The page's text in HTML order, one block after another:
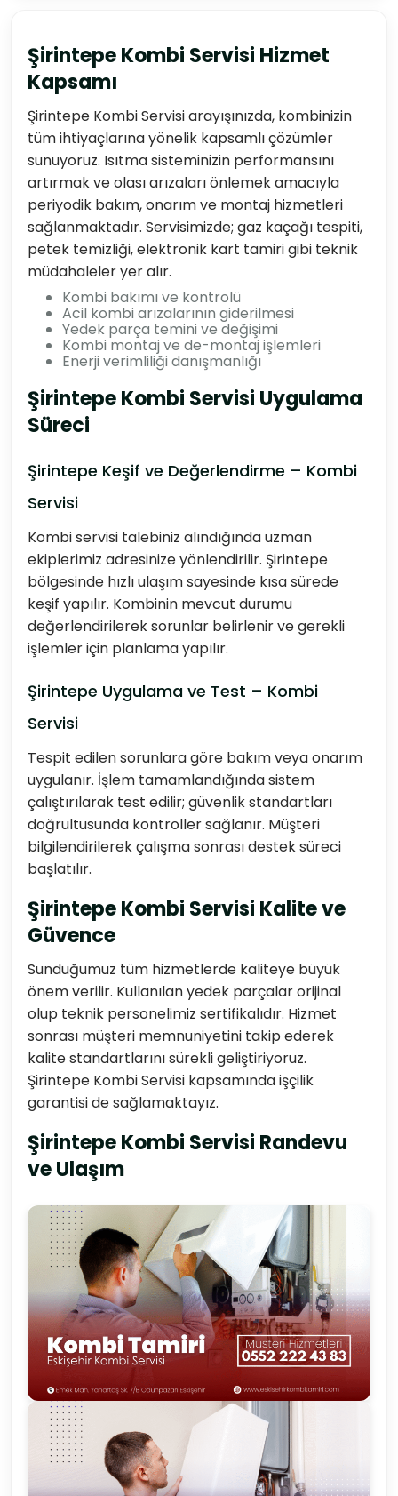
Şirintepe Kombi Servisi Hizmet
Kapsamı
Şirintepe Kombi Servisi arayışınızda, kombinizin
tüm ihtiyaçlarına yönelik kapsamlı çözümler
sunuyoruz. Isıtma sisteminizin performansını
artırmak ve olası arızaları önlemek amacıyla
periyodik bakım, onarım ve montaj hizmetleri
sağlanmaktadır. Servisimizde; gaz kaçağı tespiti,
petek temizliği, elektronik kart tamiri gibi teknik
müdahaleler yer alır.
Kombi bakımı ve kontrolü
Acil kombi arızalarının giderilmesi
Yedek parça temini ve değişimi
Kombi montaj ve de-montaj işlemleri
Enerji verimliliği danışmanlığı
Şirintepe Kombi Servisi Uygulama
Süreci
Şirintepe Keşif ve Değerlendirme – Kombi
Servisi
Kombi servisi talebiniz alındığında uzman
ekiplerimiz adresinize yönlendirilir. Şirintepe
bölgesinde hızlı ulaşım sayesinde kısa sürede
keşif yapılır. Kombinin mevcut durumu
değerlendirilerek sorunlar belirlenir ve gerekli
işlemler için planlama yapılır.
Şirintepe Uygulama ve Test – Kombi
Servisi
Tespit edilen sorunlara göre bakım veya onarım
uygulanır. İşlem tamamlandığında sistem
çalıştırılarak test edilir; güvenlik standartları
doğrultusunda kontroller sağlanır. Müşteri
bilgilendirilerek çalışma sonrası destek süreci
başlatılır.
Şirintepe Kombi Servisi Kalite ve
Güvence
Sunduğumuz tüm hizmetlerde kaliteye büyük
önem verilir. Kullanılan yedek parçalar orijinal
olup teknik personelimiz sertifikalıdır. Hizmet
sonrası müşteri memnuniyetini takip ederek
kalite standartlarını sürekli geliştiriyoruz.
Şirintepe Kombi Servisi kapsamında işçilik
garantisi de sağlamaktayız.
Şirintepe Kombi Servisi Randevu
ve Ulaşım